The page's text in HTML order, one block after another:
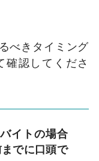
べきタイミング
認してくださ
イトの場合
でに口頭で